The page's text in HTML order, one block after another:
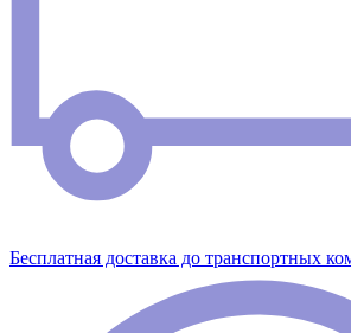
Бесплатная доставка до транспортных